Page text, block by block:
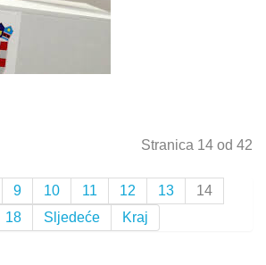
Stranica 14 od 42
9 10 11 12 13
14
18 Sljedeće Kraj